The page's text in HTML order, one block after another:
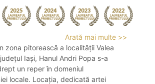
Arată mai multe >>
zona pitorească a localității Valea
Iași, Hanul Andri Popa s-a
un reper în domeniul
locale. Locația, dedicată artei